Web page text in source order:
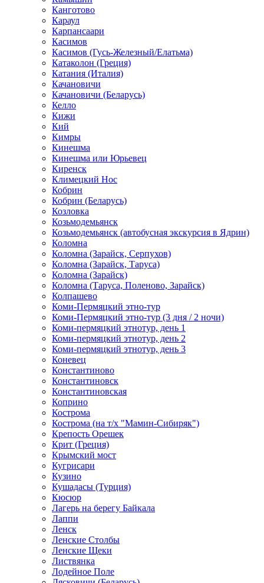
Канготово
Караул
Карпансаари
Касимов
Касимов (Гусь-Железный/Елатьма)
Катаколон (Греция)
Катания (Италия)
Качановичи
Качановичи (Беларусь)
Келло
Кижи
Кий
Кимры
Кинешма
Кинешма или Юрьевец
Киренск
Климецкий Нос
Кобрин
Кобрин (Беларусь)
Козловка
Козьмодемьянск
Козьмодемьянск (автобусная экскурсия в Ядрин)
Коломна
Коломна (Зарайск, Серпухов)
Коломна (Зарайск, Таруса)
Коломна (Зарайск)
Коломна (Таруса, Поленово, Зарайск)
Колпашево
Коми-Пермяцкий этно-тур
Коми-Пермяцкий этно-тур (3 дня / 2 ночи)
Коми-пермяцкий этнотур, день 1
Коми-пермяцкий этнотур, день 2
Коми-пермяцкий этнотур, день 3
Коневец
Константиново
Константиновск
Константиновская
Коприно
Кострома
Кострома (на т/х "Мамин-Сибиряк")
Крепость Орешек
Крит (Греция)
Крымский мост
Кугрисари
Кузино
Кушадасы (Турция)
Кюсюр
Лагерь на берегу Байкала
Лаппи
Ленск
Ленские Столбы
Ленские Щеки
Листвянка
Лодейное Поле